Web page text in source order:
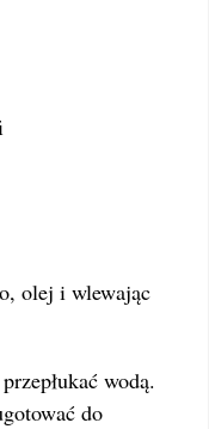
olej i wlewając
wodą.
do